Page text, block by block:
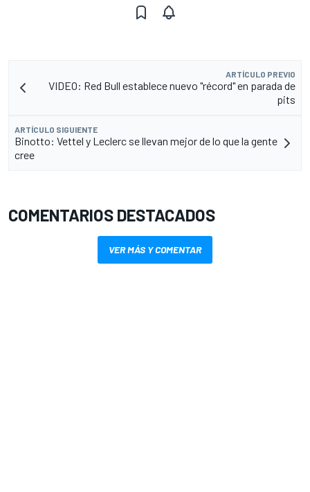
ARTÍCULO PREVIO
VIDEO: Red Bull establece nuevo "récord" en parada de
pits
ARTÍCULO SIGUIENTE
Binotto: Vettel y Leclerc se llevan mejor de lo que la gente
cree
COMENTARIOS DESTACADOS
VER MÁS Y COMENTAR